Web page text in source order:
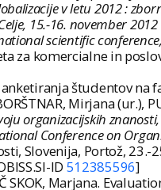
v letu 2012 :
15.-16. november
scientific
za komercialne in
anketiranja študentov
Mirjana (ur.),
organizacijskih
Conference on
Slovenija, Portož,
ID 512385596]
SKOK, Marjana.